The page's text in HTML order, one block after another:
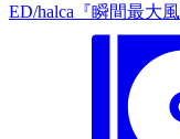
ED/halca『瞬間最大